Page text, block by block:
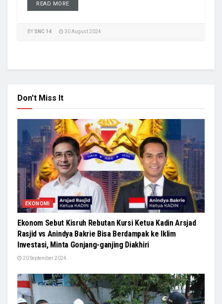
READ MORE
BY SNC 14 30 August 2024
Don't Miss It
EKONOMI
Ekonom Sebut Kisruh Rebutan Kursi Ketua Kadin Arsjad
Rasjid vs Anindya Bakrie Bisa Berdampak ke Iklim
Investasi, Minta Gonjang-ganjing Diakhiri
20 September 2024